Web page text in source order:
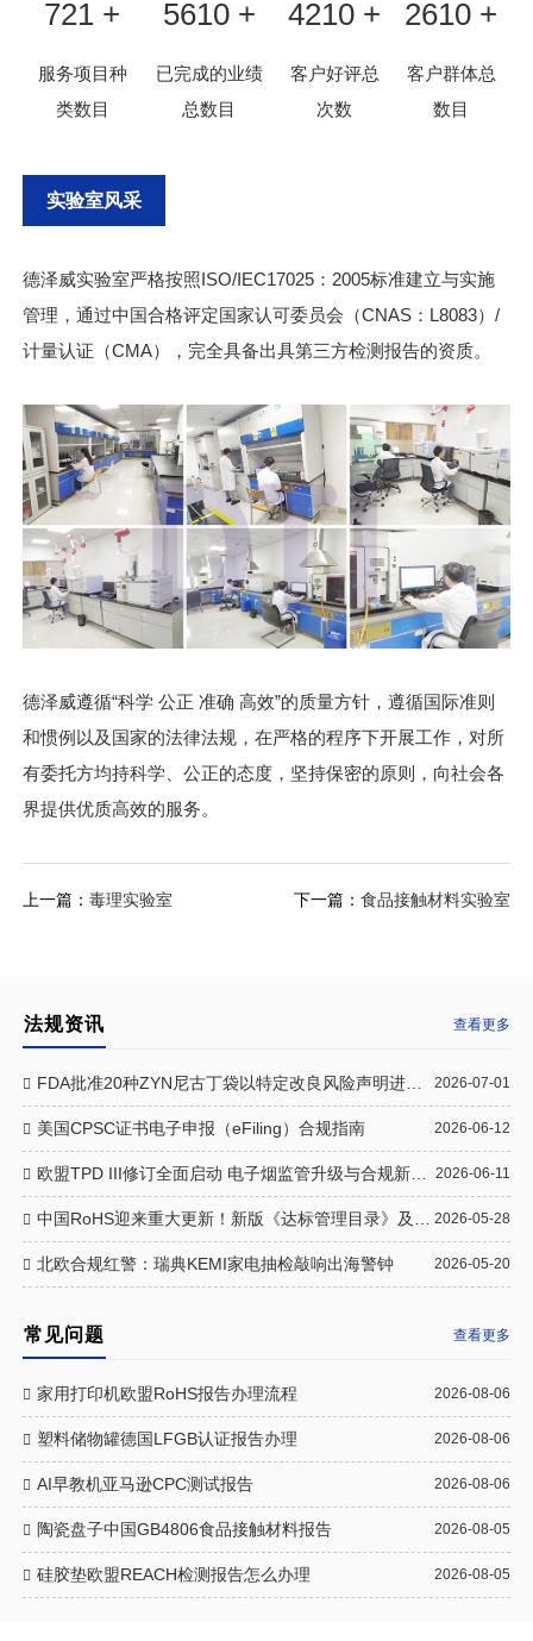
721 + 5610 + 4210 + 2610 +
服务项目种
类数目
已完成的业绩
总数目
客户好评总
次数
客户群体总
数目
实验室风采
德泽威实验室严格按照ISO/IEC17025：2005标准建立与实施
管理，通过中国合格评定国家认可委员会（CNAS：L8083）/
计量认证（CMA），完全具备出具第三方检测报告的资质。
德泽威遵循“科学 公正 准确 高效”的质量方针，遵循国际准则
和惯例以及国家的法律法规，在严格的程序下开展工作，对所
有委托方均持科学、公正的态度，坚持保密的原则，向社会各
界提供优质高效的服务。
上一篇：毒理实验室 下一篇： 食品接触材料实验室
查看更多
法规资讯
2026-07-01
FDA批准20种ZYN尼古丁袋以特定改良风险声明进行销售
2026-06-12
美国CPSC证书电子申报（eFiling）合规指南
2026-06-11
欧盟TPD III修订全面启动 电子烟监管升级与合规新规一文读懂
2026-05-28
中国RoHS迎来重大更新！新版《达标管理目录》及《例外清单》正式落地
2026-05-20
北欧合规红警：瑞典KEMI家电抽检敲响出海警钟
查看更多
常见问题
2026-08-06
家用打印机欧盟RoHS报告办理流程
2026-08-06
塑料储物罐德国LFGB认证报告办理
2026-08-06
AI早教机亚马逊CPC测试报告
2026-08-05
陶瓷盘子中国GB4806食品接触材料报告
2026-08-05
硅胶垫欧盟REACH检测报告怎么办理